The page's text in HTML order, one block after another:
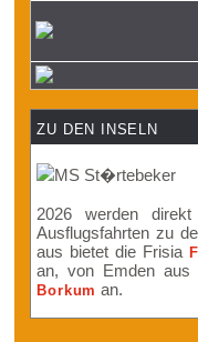
ZU DEN INSELN
2026 werden
Ausflugsfahrten zu
aus bietet die Frisia
an, von Emden
Borkum an.